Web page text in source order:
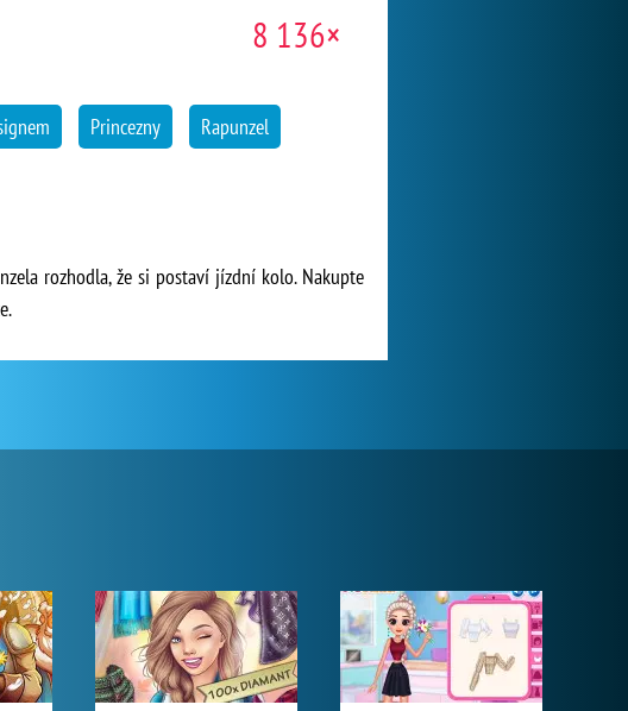
8 136×
Princezny Rapunzel
rozhodla, že si postaví jízdní kolo. Nakupte